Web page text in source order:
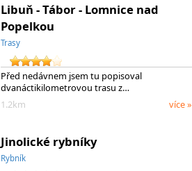
Libuň - Tábor - Lomnice nad
Popelkou
Trasy
Před nedávnem jsem tu popisoval
dvanáctikilometrovou trasu z…
1.2km
více »
Jinolické rybníky
Rybník